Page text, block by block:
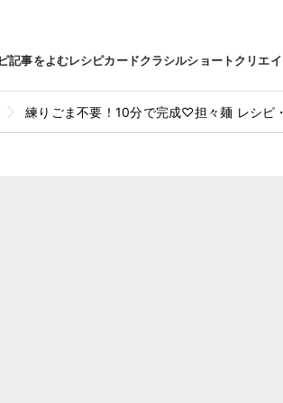
記事をよむレシピカードクラシルショートクリエ
練りごま不要！10分で完成♡担々麺 レシピ